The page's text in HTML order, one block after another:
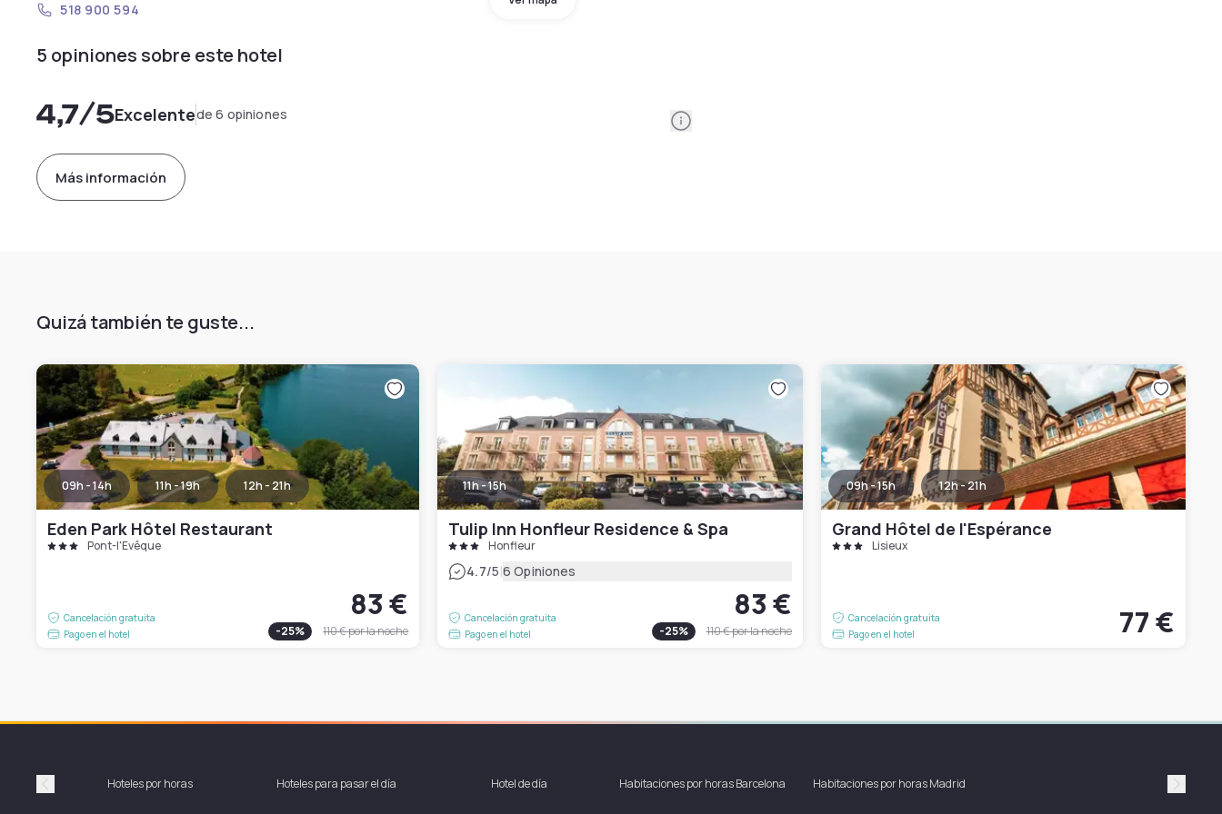
518 900 594
5 opiniones sobre este hotel
4,7/5Excelentede 6 opiniones Information
Más información
Quizá también te guste...
09h - 14h 11h - 19h 12h - 21h
Eden Park Hôtel Restaurant
Pont-l'Évêque
Cancelación gratuita
Pago en el hotel
83 €
-25% 110 €por la noche
11h - 15h
Tulip Inn Honfleur Residence & Spa
Honfleur
4.7/5|6 Opiniones
Cancelación gratuita
Pago en el hotel
83 €
-25% 110 €por la noche
09h - 15h 12h - 21h
Grand Hôtel de l'Espérance
Lisieux
Cancelación gratuita
Pago en el hotel
77 €
PrécédentHoteles por horas Hoteles para pasar el día Hotel de día Habitaciones por horas Barcelona Habitaciones por horas Madrid